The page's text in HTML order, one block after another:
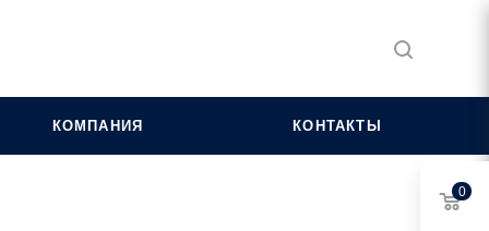
КОМПАНИЯ КОНТАКТЫ
0